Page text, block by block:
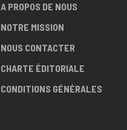
A PROPOS DE NOUS
NOTRE MISSION
NOUS CONTACTER
CHARTE ÉDITORIALE
CONDITIONS GÉNÉRALES